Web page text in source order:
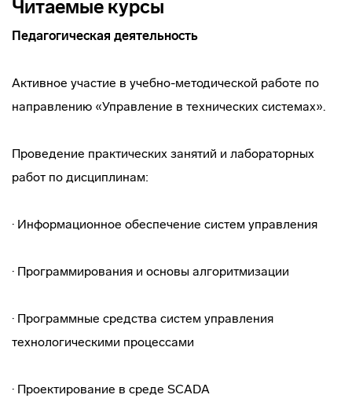
Читаемые курсы
Педагогическая деятельность
Активное участие в учебно-методической работе по
направлению «Управление в технических системах».
Проведение практических занятий и лабораторных
работ по дисциплинам:
· Информационное обеспечение систем управления
· Программирования и основы алгоритмизации
· Программные средства систем управления
технологическими процессами
· Проектирование в среде SCADA